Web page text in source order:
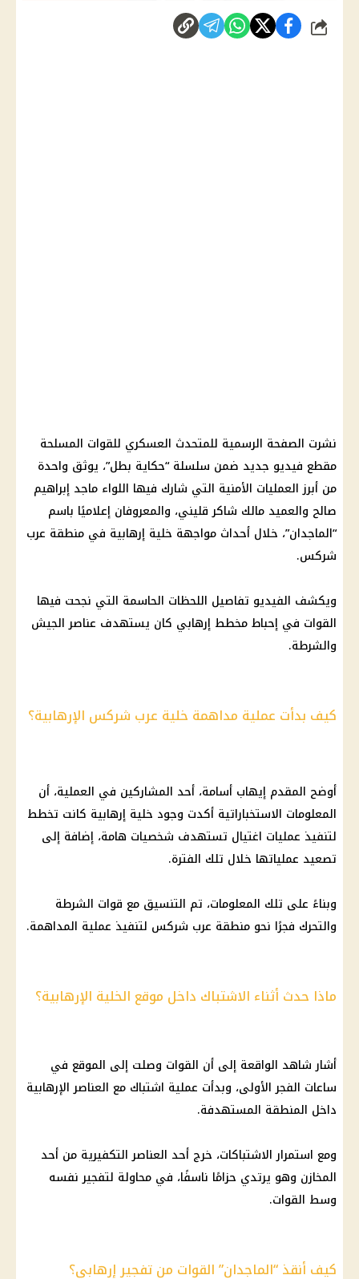
شارك
نشرت الصفحة الرسمية للمتحدث العسكري للقوات المسلحة
مقطع فيديو جديد ضمن سلسلة “حكاية بطل”، يوثق واحدة
من أبرز العمليات الأمنية التي شارك فيها اللواء ماجد إبراهيم
صالح والعميد مالك شاكر قليني، والمعروفان إعلاميًا باسم
“الماجدان”، خلال أحداث مواجهة خلية إرهابية في منطقة عرب
شركس.
ويكشف الفيديو تفاصيل اللحظات الحاسمة التي نجحت فيها
القوات في إحباط مخطط إرهابي كان يستهدف عناصر الجيش
والشرطة.
كيف بدأت عملية مداهمة خلية عرب شركس الإرهابية؟
أوضح المقدم إيهاب أسامة، أحد المشاركين في العملية، أن
المعلومات الاستخباراتية أكدت وجود خلية إرهابية كانت تخطط
لتنفيذ عمليات اغتيال تستهدف شخصيات هامة، إضافة إلى
تصعيد عملياتها خلال تلك الفترة.
وبناءً على تلك المعلومات، تم التنسيق مع قوات الشرطة
والتحرك فجرًا نحو منطقة عرب شركس لتنفيذ عملية المداهمة.
ماذا حدث أثناء الاشتباك داخل موقع الخلية الإرهابية؟
أشار شاهد الواقعة إلى أن القوات وصلت إلى الموقع في
ساعات الفجر الأولى، وبدأت عملية اشتباك مع العناصر الإرهابية
داخل المنطقة المستهدفة.
ومع استمرار الاشتباكات، خرج أحد العناصر التكفيرية من أحد
المخازن وهو يرتدي حزامًا ناسفًا، في محاولة لتفجير نفسه
وسط القوات.
كيف أنقذ “الماجدان” القوات من تفجير إرهابي؟